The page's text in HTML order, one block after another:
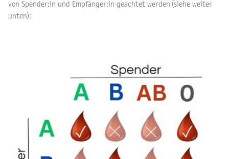
von Spender:in und Empfänger:in geachtet werden (siehe weiter
unten)!